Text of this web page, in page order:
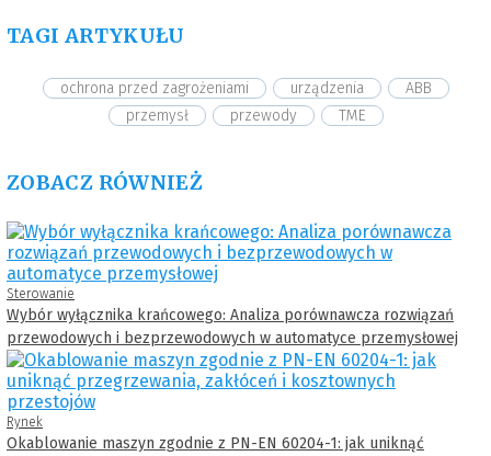
TAGI ARTYKUŁU
ochrona przed zagrożeniami urządzenia
ABB
przemysł
przewody TME
ZOBACZ RÓWNIEŻ
Sterowanie
Wybór wyłącznika krańcowego: Analiza porównawcza rozwiązań
przewodowych i bezprzewodowych w automatyce przemysłowej
Rynek
Okablowanie maszyn zgodnie z PN-EN 60204-1: jak uniknąć